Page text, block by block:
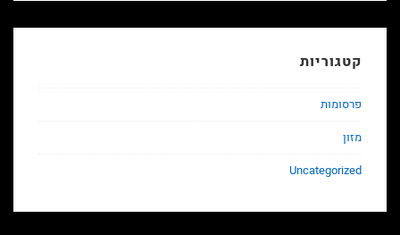
קטגוריות
פרסומות
מזון
Uncategorized